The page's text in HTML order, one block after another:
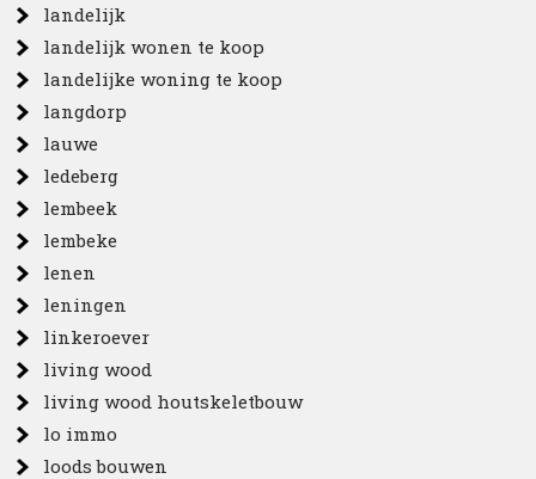
landelijk
landelijk wonen te koop
landelijke woning te koop
langdorp
lauwe
ledeberg
lembeek
lembeke
lenen
leningen
linkeroever
living wood
living wood houtskeletbouw
lo immo
loods bouwen